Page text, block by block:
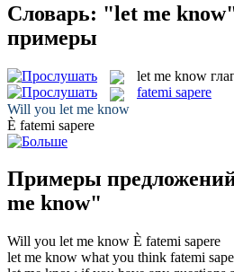
Словарь: "let me
примеры
let me know
fatemi sapere
Will you let me know
È fatemi sapere
Примеры
me know"
Will you let me know È fatemi sapere
let me know what you think fatemi